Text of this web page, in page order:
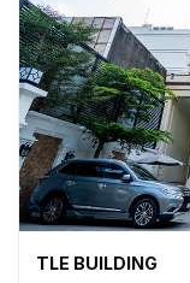
TLE BUILDING